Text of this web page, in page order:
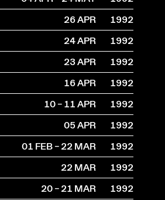
26 APR
1992
24 APR
1992
23 APR
1992
16 APR
1992
10 – 11 APR
1992
05 APR
1992
01 FEB – 22 MAR
1992
22 MAR
1992
20 – 21 MAR
1992